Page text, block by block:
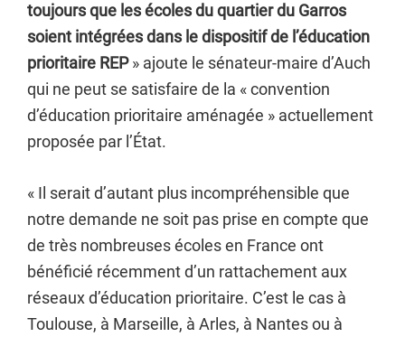
toujours que les écoles du quartier du Garros
soient intégrées dans le dispositif de l’éducation
prioritaire REP» ajoute le sénateur-maire d’Auch
qui ne peut se satisfaire de la « convention
d’éducation prioritaire aménagée » actuellement
proposée par l’État.
« Il serait d’autant plus incompréhensible que
notre demande ne soit pas prise en compte que
de très nombreuses écoles en France ont
bénéficié récemment d’un rattachement aux
réseaux d’éducation prioritaire. C’est le cas à
Toulouse, à Marseille, à Arles, à Nantes ou à